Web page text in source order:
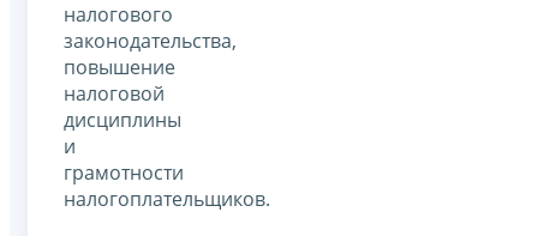
налогового
законодательства,
повышение
налоговой
дисциплины
и
грамотности
налогоплательщиков.